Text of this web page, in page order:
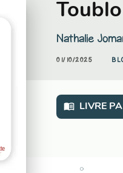
Nathalie
01/10/2025
menu_book LIVRE